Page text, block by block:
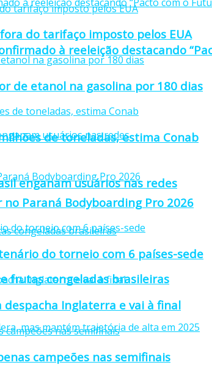
à reeleição destacando
enganam usuários nas redes
frutas congeladas brasileiras
do tarifaço imposto pelos EUA
de etanol na gasolina por 180 dias
de toneladas, estima Conab
Paraná Bodyboarding Pro 2026
do torneio com 6 países-sede
Inglaterra e vai à final
campeões nas semifinais